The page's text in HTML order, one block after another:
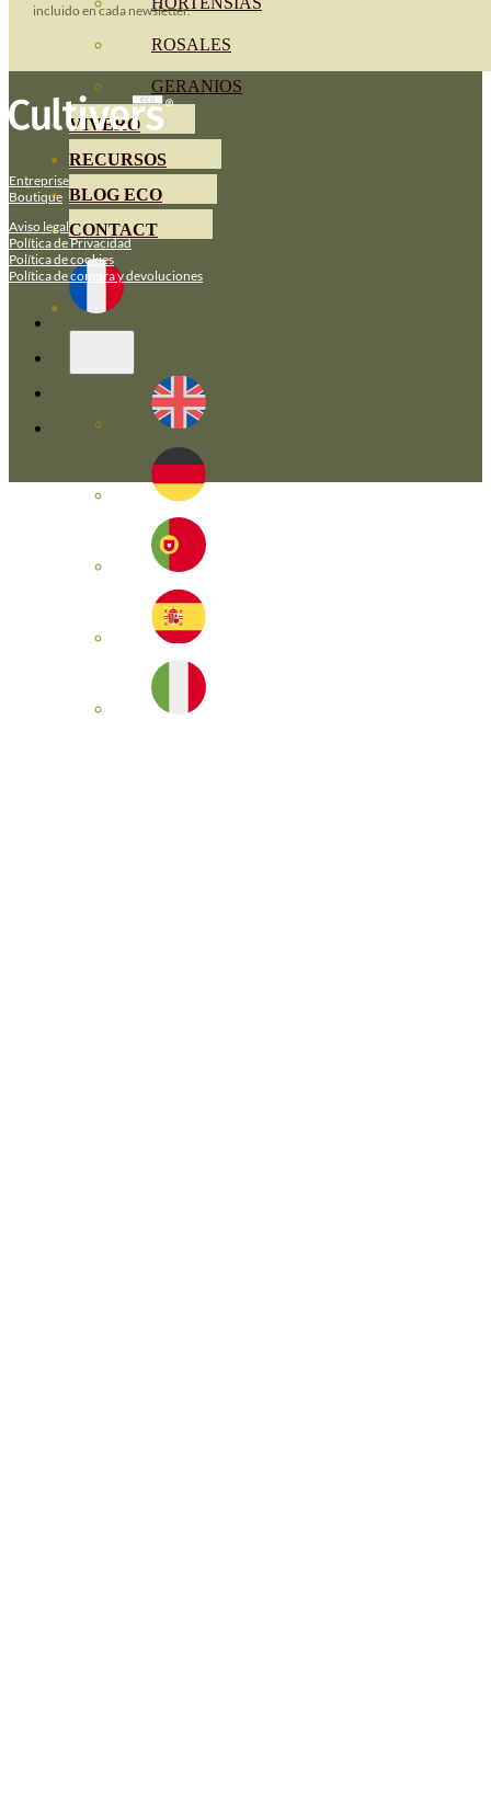
ROSALES
GERANIOS
VIVERO
RECURSOS
BLOG ECO
CONTACT
incluido en cada newsletter.
Entreprise
Boutique
Aviso legal
Política de Privacidad
Política de cookies
Política de compra y devoluciones